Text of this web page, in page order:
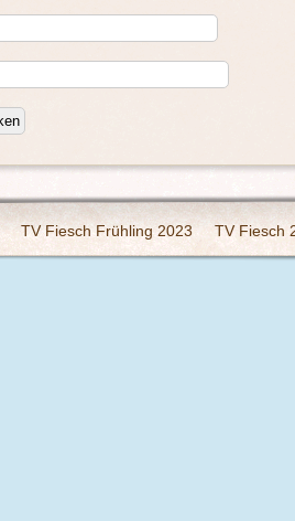
TV Fiesch Frühling 2023 TV Fiesch